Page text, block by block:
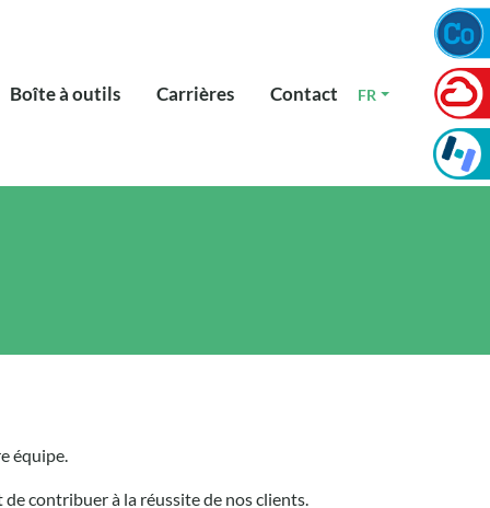
Boîte à outils Carrières Contact FR
équipe.
contribuer à la réussite de nos clients.